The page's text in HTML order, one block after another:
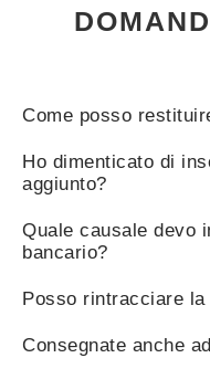
Come posso
Ho dimenticato di
aggiunto?
Quale causale devo
bancario?
Posso rintracciare la
Consegnate anche